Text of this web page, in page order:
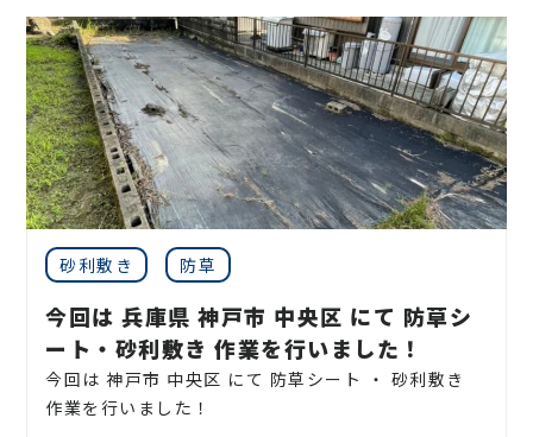
兵庫県 神戸市 伐採、兵庫県神戸市北区 伐採、
兵庫県神戸市西区 伐採、兵庫県神戸市東灘区 伐
採、兵庫県神戸市灘区 伐採、兵庫県神戸市中央
区 伐採、兵庫県神戸市兵庫区 伐採、兵庫県神戸
市長田区 伐採、兵庫県神戸市須磨区 伐採、兵庫
県神戸市垂水区 伐採、尼崎市 伐採、尼崎市 潮
江 伐採、尼崎市 上坂部 伐採、尼崎市 南塚口
町 伐採、芦屋市 伐採、芦屋市 朝日が丘町 伐
採、芦屋市 翠ヶ丘町 伐採、芦屋市 岩園町 伐
採、西宮市 伐採、西宮市 高須町 伐採、西宮
市 西宮浜 伐採、西宮市 枝川町 伐採、伊丹
市 伐採、宝塚市 伐採、川西市 伐採、三田市
伐採、庭木 伐採、木の伐採、伐採、伐採 木、危険木
庭木や植木などの緑はすべて生き物ですので、それら
の魅力を引き出すためには、時間と手間をかける必
要があります。
豊富な経験と知識を活かして、皆様のお庭の魅力を最
大限に活かせるよう、しっかりサポートさせていた
だきます。
お庭や緑に関する疑問には相談に乗り、気になる料金
についても正確なお見積りを提出させていただきま
す。
まずはお気軽に何なりとお問合せください。
【対応エリア】
兵庫県：神戸市(東灘区、灘区、中央区、兵庫区、長
・神社やお寺のご神木まで対応します
【 神戸 エリア】神戸市、尼崎市、芦屋市、西宮市、
宝塚市、三田市、川西市、伊丹市
【北摂エリア】 豊中市、箕面市、池田市、吹田市、
茨木市、高槻市、枚方市、摂津市、寝屋川市、交野
市
地域密着で伐採・剪定などの造園屋、植木屋をお探
【お庭専門店】伐採サポートセンターにご相談くだ
さい。
外構工事・エクステリア工事も一式ご対応可能で
【 お問い合わせで多くいただく、お悩み内容】
・ベランダまで伸びしまった、高さの木を伐採してほ
しい
・2階の屋根まで伸びている木を伐採してほしい
・電線まで木が伸び、危ないから木を伐採してほし
い
・隣の家まで木が伸びてしまいクレームを受けたの
で伐採してほしい
・庭の生垣の２〜６本、木を切って欲しい、伐採して
・マンションなどの敷地林の伐採をしてほしい（一
本〜数十本までの大型案件でも対応可）
・庭木の剪定
・庭木の刈り込み
・庭の芝刈り
・庭の除草
当社では庭木の剪定、伐採、草刈り、抜根はもちろん
のこと外構工事やエクステリア工事まで自社で一気
通貫で行っております。
無駄なコストは削減し、お客様に寄り添った作業を
提案しております。
お庭のことなら 伐採サポートセンターにお気軽にご
連絡ください！
お庭や木に関するお悩みに全力でご対応させて頂き
ます。
見積りは無料ですので、相場などのお問い合わせやご
相談はお気軽にご連絡ください。
【 お問い合わせで多くいただく、お悩み内容】
砂利敷き 防草
今回は 兵庫県 神戸市 中央区 にて 防草シ
ート・砂利敷き 作業を行いました！
今回は 神戸市 中央区 にて 防草シート ・ 砂利敷き
作業を行いました！